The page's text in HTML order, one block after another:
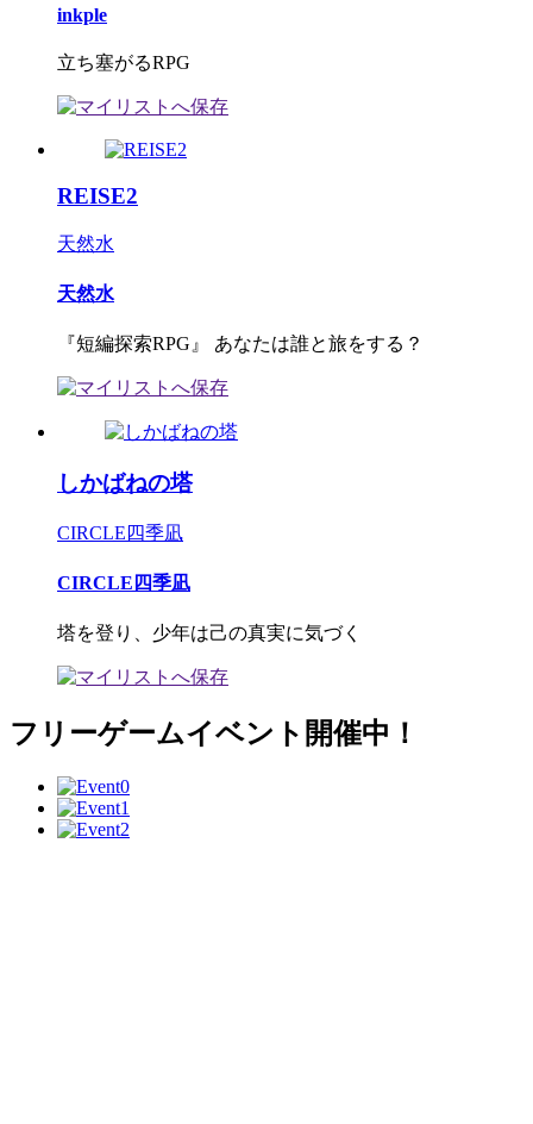
inkple
立ち塞がるRPG
REISE2
天然水
天然水
『短編探索RPG』 あなたは誰と旅をする？
しかばねの塔
CIRCLE四季凪
CIRCLE四季凪
塔を登り、少年は己の真実に気づく
フリーゲームイベント開催中！